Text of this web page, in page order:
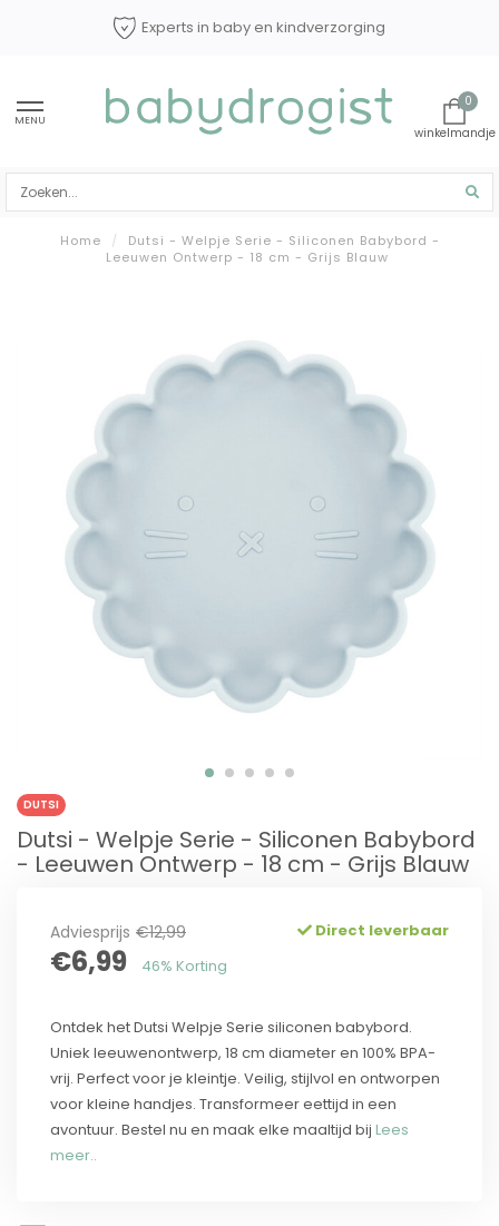
Experts in baby en kindverzorging
MENU
0
Home /
Dutsi - Welpje Serie - Siliconen Babybord -
Leeuwen Ontwerp - 18 cm - Grijs Blauw
DUTSI
Dutsi - Welpje Serie - Siliconen Babybord
- Leeuwen Ontwerp - 18 cm - Grijs Blauw
Adviesprijs €12,99
€6,99 46% Korting
Direct leverbaar
Ontdek het Dutsi Welpje Serie siliconen babybord.
Uniek leeuwenontwerp, 18 cm diameter en 100% BPA-
vrij. Perfect voor je kleintje. Veilig, stijlvol en ontworpen
voor kleine handjes. Transformeer eettijd in een
avontuur. Bestel nu en maak elke maaltijd bij Lees
meer..